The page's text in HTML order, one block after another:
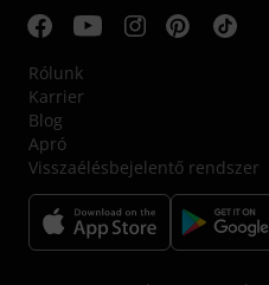
Rólunk
Karrier
Blog
Apró
Visszaélésbejelentő rendszer